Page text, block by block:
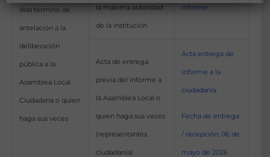
días término de
antelación a la
deliberación
pública a la
Asamblea Local
Ciudadana o quien
haga sus veces
la máxima autoridad
de la institución
informe
Acta de entrega
previa del informe a
la Asamblea Local o
quien haga sus veces
(representantes
ciudadanía)
Acta entrega de
informe a la
ciudadanía
Fecha de entrega
/ recepción: 06 de
mayo de 2026